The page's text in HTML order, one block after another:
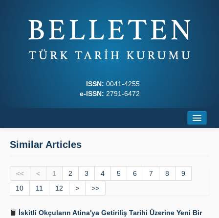
ISSN: 0041-4255
e-ISSN: 2791-6472
Journal Boards
Writing Rules
Principles
Similar Articles
<< < 1 2 3 4 5 6 7 8
9
10
11 12 > >>
İskitli Okçuların Atina'ya Getiriliş Tarihi Üzerine Yeni Bir